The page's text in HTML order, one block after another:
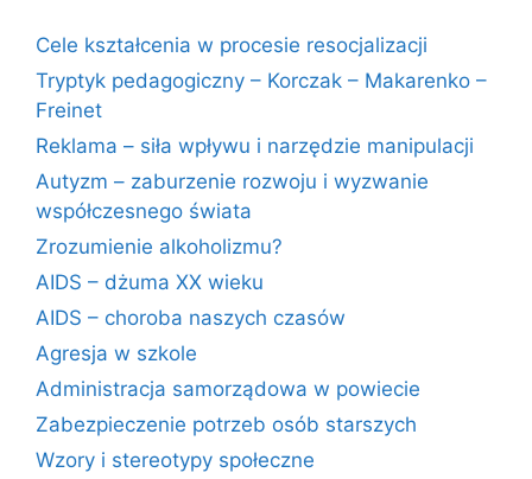
Cele kształcenia w procesie resocjalizacji
Tryptyk pedagogiczny – Korczak – Makarenko –
Freinet
Reklama – siła wpływu i narzędzie manipulacji
Autyzm – zaburzenie rozwoju i wyzwanie
współczesnego świata
Zrozumienie alkoholizmu?
AIDS – dżuma XX wieku
AIDS – choroba naszych czasów
Agresja w szkole
Administracja samorządowa w powiecie
Zabezpieczenie potrzeb osób starszych
Wzory i stereotypy społeczne